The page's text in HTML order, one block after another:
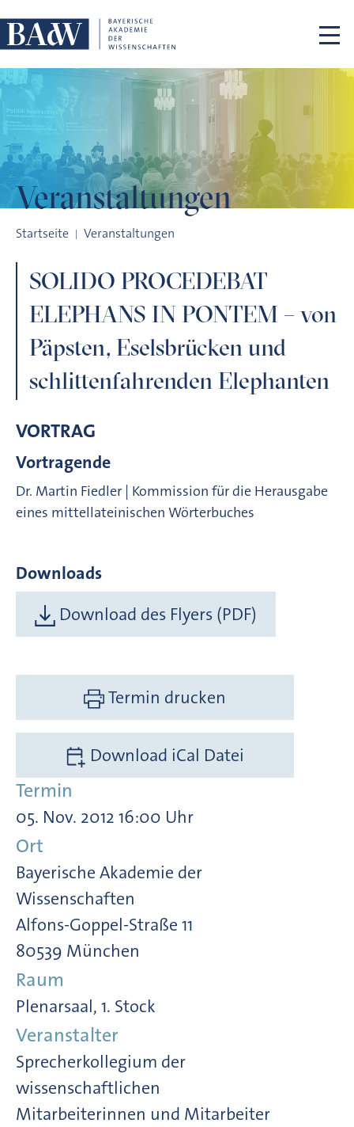
Veranstaltungen
Startseite Veranstaltungen
SOLIDO PROCEDEBAT
ELEPHANS IN PONTEM – von
Päpsten, Eselsbrücken und
schlittenfahrenden Elephanten
VORTRAG
Vortragende
Dr. Martin Fiedler | Kommission für die Herausgabe
eines mittellateinischen Wörterbuches
Downloads
Download des Flyers (PDF)
Termin drucken
Download iCal Datei
Termin
05. Nov. 2012 16:00 Uhr
Ort
Bayerische Akademie der
Wissenschaften
Alfons-Goppel-Straße 11
80539 München
Raum
Plenarsaal, 1. Stock
Veranstalter
Sprecherkollegium der
wissenschaftlichen
Mitarbeiterinnen und Mitarbeiter